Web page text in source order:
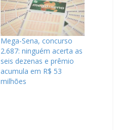
Mega-Sena, concurso
2.687: ninguém acerta as
seis dezenas e prêmio
acumula em R$ 53
milhões